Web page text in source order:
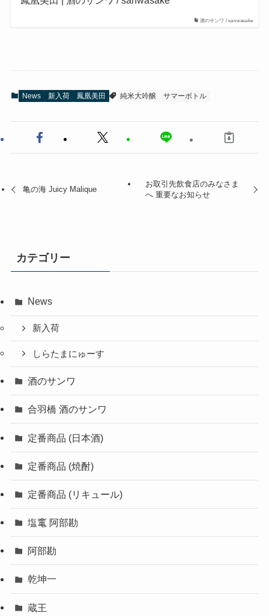
酒のサンワ / sanwasake
News 新入荷 鳳凰美田 純米大吟醸 サマーボトル
亀の海 Juicy Malique
お取引先飲食店のみなさま
へ 重要なお知らせ
カテゴリー
News
新入荷
しらたまにゅーす
酒のサンワ
合羽橋 酒のサンワ
定番商品 (日本酒)
定番商品 (焼酎)
定番商品 (リキュール)
塩竃 阿部勘
阿部勘
乾坤一
蔵王